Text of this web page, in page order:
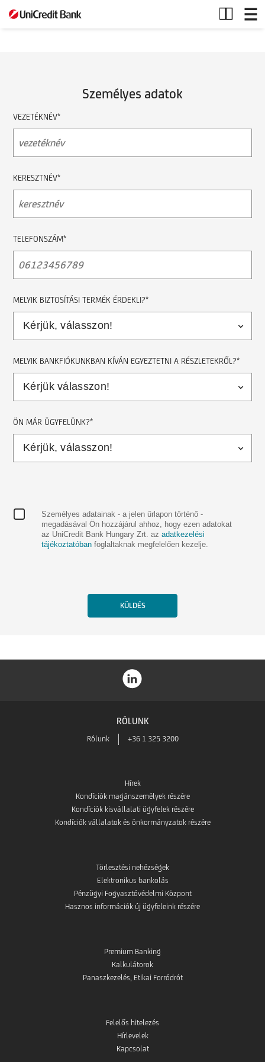
Utasbiztosítás
Személyes adatok
VEZETÉKNÉV*
KERESZTNÉV*
TELEFONSZÁM*
MELYIK BIZTOSÍTÁSI TERMÉK ÉRDEKLI?*
MELYIK BANKFIÓKUNKBAN KÍVÁN EGYEZTETNI A RÉSZLETEKRŐL?*
ÖN MÁR ÜGYFELÜNK?*
Személyes adatainak - a jelen űrlapon történő -
megadásával Ön hozzájárul ahhoz, hogy ezen adatokat
az UniCredit Bank Hungary Zrt. az adatkezelési
tájékoztatóban foglaltaknak megfelelően kezelje.
RÓLUNK
Rólunk +36 1 325 3200
Hírek
Kondíciók magánszemélyek részére
Kondíciók kisvállalati ügyfelek részére
Kondíciók vállalatok és önkormányzatok részére
Törlesztési nehézségek
Elektronikus bankolás
Pénzügyi Fogyasztóvédelmi Központ
Hasznos információk új ügyfeleink részére
Premium Banking
Kalkulátorok
Panaszkezelés, Etikai Forródrót
Felelős hitelezés
Hírlevelek
Kapcsolat